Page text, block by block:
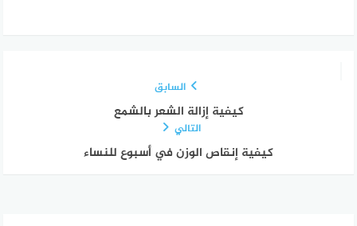
السابق
كيفية إزالة الشعر بالشمع
التالي
كيفية إنقاص الوزن في أسبوع للنساء